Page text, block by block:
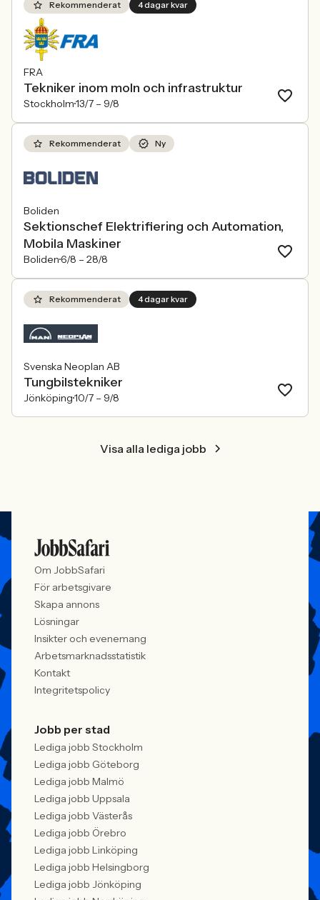
Rekommenderat 4 dagar kvar
FRA
Tekniker inom moln och infrastruktur
Stockholm13/7 – 9/8
Rekommenderat Ny
Boliden
Sektionschef Elektrifiering och Automation,
Mobila Maskiner
Boliden6/8 – 28/8
Rekommenderat 4 dagar kvar
Svenska Neoplan AB
Tungbilstekniker
Jönköping10/7 – 9/8
Visa alla lediga jobb
Om JobbSafari
För arbetsgivare
Skapa annons
Lösningar
Insikter och evenemang
Arbetsmarknadsstatistik
Kontakt
Integritetspolicy
Jobb per stad
Lediga jobb Stockholm
Lediga jobb Göteborg
Lediga jobb Malmö
Lediga jobb Uppsala
Lediga jobb Västerås
Lediga jobb Örebro
Lediga jobb Linköping
Lediga jobb Helsingborg
Lediga jobb Jönköping